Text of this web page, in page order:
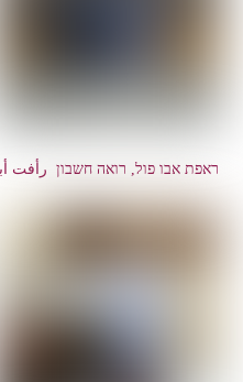
ראפת אבו פול, רואה חשבון رأفت